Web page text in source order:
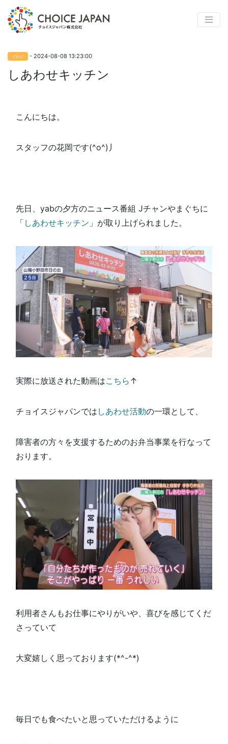
ブログ - 2024-08-08 13:23:00
しあわせキッチン
こんにちは。
スタッフの花岡です(^o^)丿
先日、yabの夕方のニュース番組 Jチャンやまぐちに
「 しあわせキッチン 」が取り上げられました。
実際に放送された動画はこちら ↑
チョイスジャパンでは しあわせ活動の一環として、
障害者の方々を支援するためのお弁当事業を行なって
おります。
利用者さんもお仕事にやりがいや、喜びを感じてくだ
さっていて
大変嬉しく思っております(*^-^*)
毎日でも食べたいと思っていただけるように